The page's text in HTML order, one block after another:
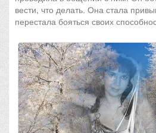
вести, что делать. Она стала
перестала бояться своих